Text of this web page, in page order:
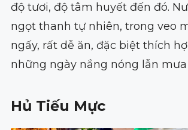
độ tươi, độ tâm huyết đến đó.
ngọt thanh tự nhiên, trong veo
ngấy, rất dễ ăn, đặc biệt thích
những ngày nắng nóng lẫn mưa
Hủ Tiếu Mực